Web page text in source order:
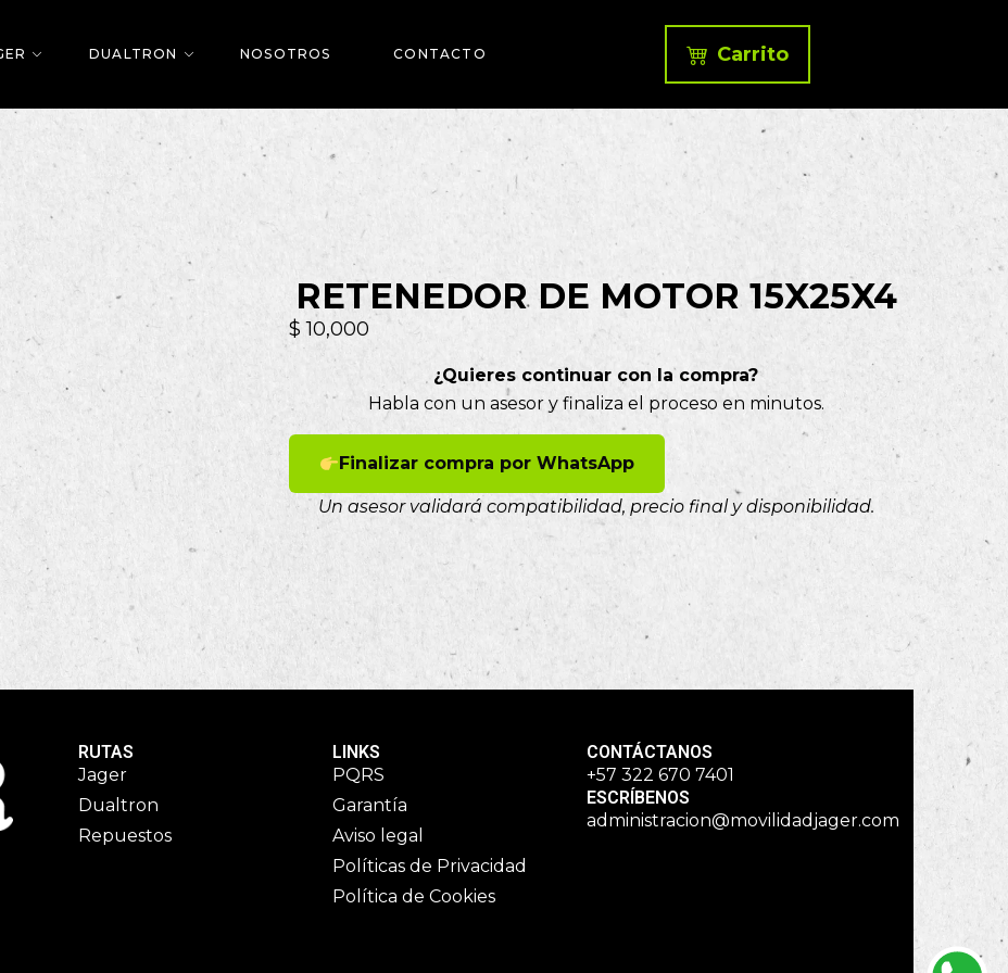
DUALTRON NOSOTROS CONTACTO Carrito
RETENEDOR DE MOTOR 15X25X4
$10,000
¿Quieres continuar con la compra?
Habla con un asesor y finaliza el proceso en minutos.
Finalizar compra por WhatsApp
Un asesor validará compatibilidad, precio final y disponibilidad.
RUTAS
Jager
Dualtron
Repuestos
LINKS
PQRS
Garantía
Aviso legal
Políticas de Privacidad
Política de Cookies
CONTÁCTANOS
+57 322 670 7401
ESCRÍBENOS
administracion@movilidadjager.com